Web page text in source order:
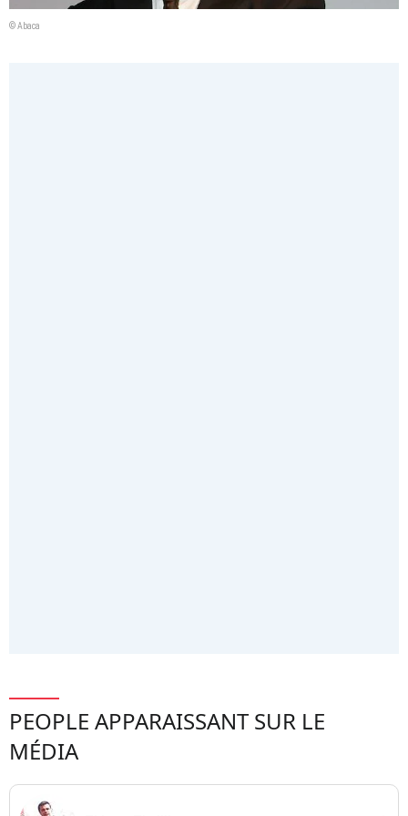
© Abaca
PEOPLE APPARAISSANT SUR LE
MÉDIA